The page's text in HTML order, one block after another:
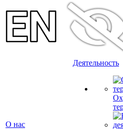
О нас
Деятельность